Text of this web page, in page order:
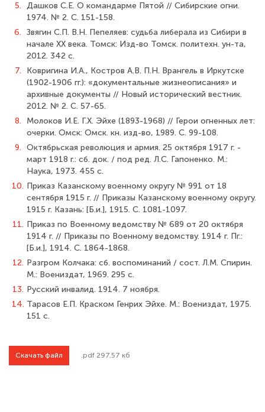
5. Дашков С.Е. О командарме Пятой // Сибирские огни.
1974. № 2. С. 151-158.
6. Звягин С.П. В.Н. Пепеляев: судьба либерала из Сибири в
начале ХХ века. Томск: Изд-во Томск. политехн. ун-та,
2012. 342 с.
7.
Ковригина И.А., Костров А.В. П.Н. Врангель в Иркутске
(1902-1906 гг.): «до­кументальные жизнеописания» и
архивные документы // Новый исторический вест­ник.
2012. № 2. С. 57-65.
8.
Молоков И.Е. Г.Х. Эйхе (1893-1968) // Герои огненных лет:
очерки. Омск: Омск. кн. изд-во, 1989. С. 99-108.
9. Октябрьская революция и армия. 25 октября 1917 г. -
март 1918 г.: сб. док. / под ред. Л.С. Гапоненко. М.:
Наука, 1973. 455 с.
10. Приказ Казанскому военному округу № 991 от 18
сентября 1915 г. // Приказы Казанскому военному округу.
1915 г. Казань: [Б.и.], 1915. С. 1081-1097.
11. Приказ по Военному ведомству № 689 от 20 октября
1914 г. // Приказы по Военному ведомству. 1914 г. Пг.:
[Б.и.], 1914. С. 1864-1868.
12. Разгром Колчака: сб. воспоминаний / сост. Л.М. Спирин.
М.: Воениздат, 1969. 295 с.
13. Русский инвалид. 1914. 7 ноября.
14. Тарасов Е.П. Краском Генрих Эйхе. М.: Воениздат, 1975.
151 с.
Скачать файл .pdf 297.57 кб